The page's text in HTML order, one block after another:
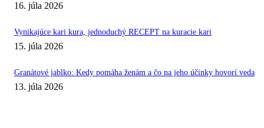
16. júla 2026
Vynikajúce kari kura, jednoduchý RECEPT na kuracie kari
15. júla 2026
Granátové jablko: Kedy pomáha ženám a čo na jeho účinky hovorí veda
13. júla 2026